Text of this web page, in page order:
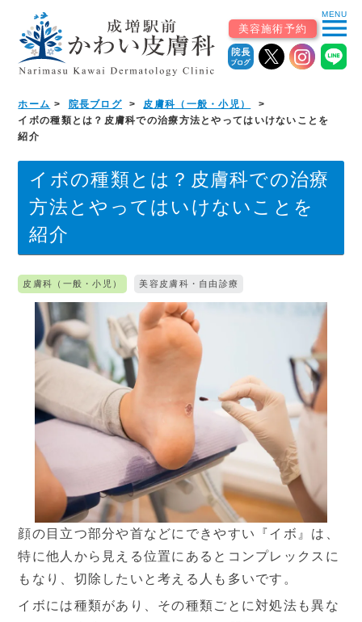
MENU
menu
美容施術予約
ホーム 院長ブログ
皮膚科（一般・小児）
イボの種類とは？皮膚科での治療方法とやってはいけないことを
紹介
イボの種類とは？皮膚科での治療
方法とやってはいけないことを
紹介
皮膚科（一般・小児） 美容皮膚科・自由診療
顔の目立つ部分や首などにできやすい『イボ』は、
特に他人から見える位置にあるとコンプレックスに
もなり、切除したいと考える人も多いです。
イボには種類があり、その種類ごとに対処法も異な
ホーム
初めての患者様へ
診療案内
皮膚科（一般・小児）
皮膚外科・形成外科 アレルギー科
症状から探す
治療方法から探す
料金表
保険診療 自由診療
医師紹介